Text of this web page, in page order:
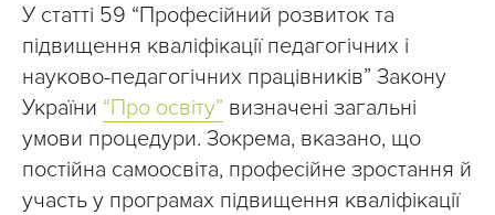
У статті 59 “Професійний розвиток та
підвищення кваліфікації педагогічних і
науково-педагогічних працівників” Закону
України “Про освіту” визначені загальні
умови процедури. Зокрема, вказано, що
постійна самоосвіта, професійне зростання й
участь у програмах підвищення кваліфікації